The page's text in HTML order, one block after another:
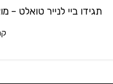
תגידו ביי לנייר טואלט –